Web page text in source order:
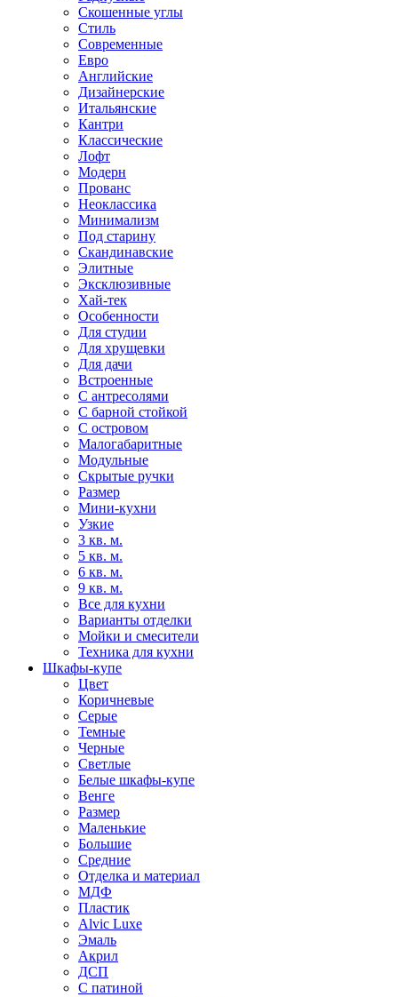
Скошенные углы
Стиль
Современные
Евро
Английские
Дизайнерские
Итальянские
Кантри
Классические
Лофт
Модерн
Прованс
Неоклассика
Минимализм
Под старину
Скандинавские
Элитные
Эксклюзивные
Хай-тек
Особенности
Для студии
Для хрущевки
Для дачи
Встроенные
С антресолями
С барной стойкой
С островом
Малогабаритные
Модульные
Скрытые ручки
Размер
Мини-кухни
Узкие
3 кв. м.
5 кв. м.
6 кв. м.
9 кв. м.
Все для кухни
Варианты отделки
Мойки и смесители
Техника для кухни
Шкафы-купе
Цвет
Коричневые
Серые
Темные
Черные
Светлые
Белые шкафы-купе
Венге
Размер
Маленькие
Большие
Средние
Отделка и материал
МДФ
Пластик
Alvic Luxe
Эмаль
Акрил
ДСП
С патиной